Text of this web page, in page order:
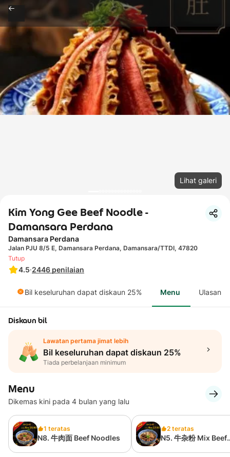
Lihat galeri
Kim Yong Gee Beef Noodle -
Damansara Perdana
Damansara Perdana
Jalan PJU 8/5 E, Damansara Perdana, Damansara/TTDI, 47820
4.5·2446 penilaian
Tutup
Bil keseluruhan dapat diskaun 25% Menu Ulasan
Diskaun bil
Lawatan pertama jimat lebih
Bil keseluruhan dapat diskaun 25%
Tiada perbelanjaan minimum
Menu
Dikemas kini pada 4 bulan yang lalu
1 teratas
N8. 牛肉面 Beef Noodles
2 teratas
N5. 牛杂粉 Mix Beef